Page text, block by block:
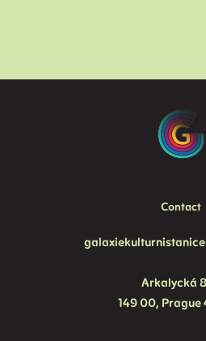
Contact
Arkalycká
149 00, Prague